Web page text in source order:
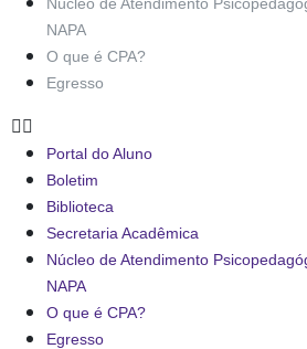
NAPA
O que é CPA?
Egresso
Portal do Aluno
Boletim
Biblioteca
Secretaria Acadêmica
Núcleo de Atendimento
NAPA
O que é CPA?
Egresso